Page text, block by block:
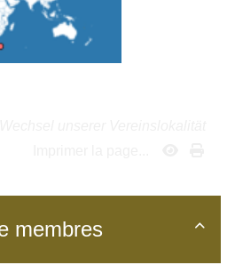

membres